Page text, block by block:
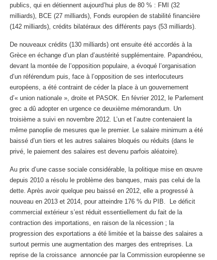
publics, qui en détiennent aujourd’hui plus de 80 % : FMI (32
milliards), BCE (27 milliards), Fonds européen de stabilité financière
(142 milliards), crédits bilatéraux des différents pays (53 milliards).
De nouveaux crédits (130 milliards) ont ensuite été accordés à la
Grèce en échange d’un plan d’austérité supplémentaire. Papandréou,
devant la montée de l’opposition populaire, a évoqué l’organisation
d’un référendum puis, face à l’opposition de ses interlocuteurs
européens, a été contraint de céder la place à un gouvernement
d’« union nationale », droite et PASOK. En février 2012, le Parlement
grec a dû adopter en urgence ce deuxième mémorandum. Un
troisième a suivi en novembre 2012. L’un et l’autre contenaient la
même panoplie de mesures que le premier. Le salaire minimum a été
baissé d’un tiers et les autres salaires bloqués ou réduits (dans le
privé, le paiement des salaires est devenu parfois aléatoire).
Au prix d’une casse sociale considérable, la politique mise en œuvre
depuis 2010 a résolu le problème des banques, mais pas celui de la
dette. Après avoir quelque peu baissé en 2012, elle a progressé à
nouveau en 2013 et 2014, pour atteindre 176 % du PIB. Le déficit
commercial extérieur s’est réduit essentiellement du fait de la
contraction des importations, en raison de la récession ; la
progression des exportations a été limitée et la baisse des salaires a
surtout permis une augmentation des marges des entreprises. La
reprise de la croissance annoncée par la Commission européenne se